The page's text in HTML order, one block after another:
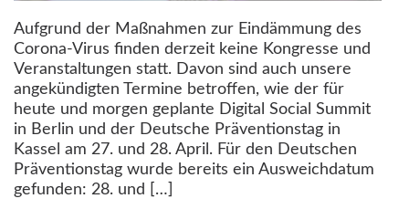
Aufgrund der Maßnahmen zur Eindämmung des
Corona-Virus finden derzeit keine Kongresse und
Veranstaltungen statt. Davon sind auch unsere
angekündigten Termine betroffen, wie der für
heute und morgen geplante Digital Social Summit
in Berlin und der Deutsche Präventionstag in
Kassel am 27. und 28. April. Für den Deutschen
Präventionstag wurde bereits ein Ausweichdatum
gefunden: 28. und […]